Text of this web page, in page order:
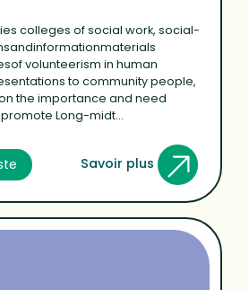
colleges of social work, social-
volunteerism in human
to community people,
the importance and need
Long-midt...
Savoir plus